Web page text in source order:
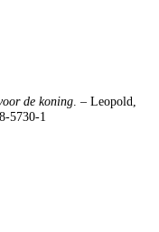
de koning . – Leopold,
5730-1